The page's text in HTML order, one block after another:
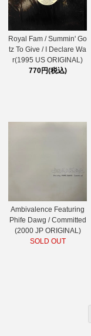
Royal Fam / Summin' Go
tz To Give / I Declare Wa
r(1995 US ORIGINAL)
770円(税込)
Ambivalence Featuring
Phife Dawg / Committed
(2000 JP ORIGINAL)
SOLD OUT